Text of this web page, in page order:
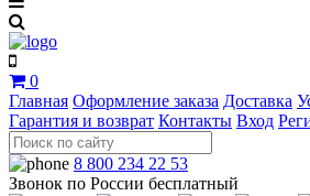
0
Главная Оформление заказа Доставка
Гарантия и возврат Контакты Вход
8 800 234 22 53
Звонок по России бесплатный